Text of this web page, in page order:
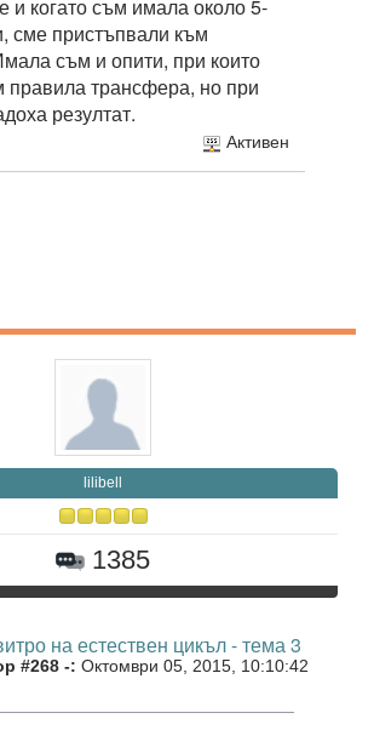
и когато съм имала около 5-
сме пристъпвали към
съм и опити, при които
правила трансфера, но при
резултат.
Активен
lilibell
1385
на естествен цикъл - тема 3
#268 -: Октомври 05, 2015, 10:10:42